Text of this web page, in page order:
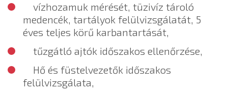
vízhozamuk mérését, tüzivíz tároló
medencék, tartályok felülvizsgálatát, 5
éves teljes körű karbantartását,
tűzgátló ajtók időszakos ellenőrzése,
Hő és füstelvezetők időszakos
felülvizsgálata,